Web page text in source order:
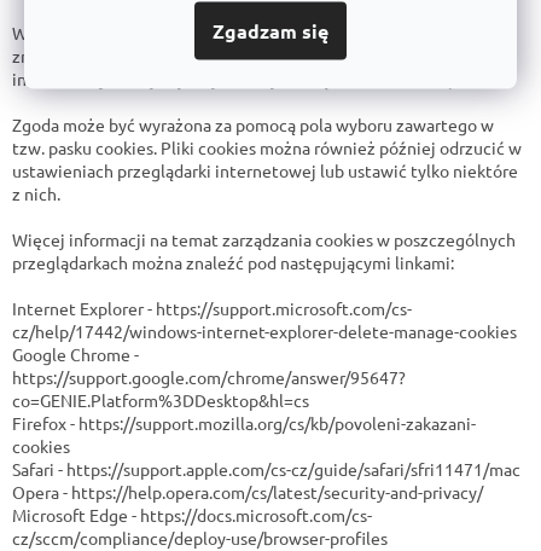
Zgadzam się
Więcej informacji na temat cookies oraz ich aktualną listę można
znaleźć za pośrednictwem poszczególnych przeglądarek
internetowych, najczęściej w sekcji Narzędzia dla deweloperów.
Zgoda może być wyrażona za pomocą pola wyboru zawartego w
tzw. pasku cookies. Pliki cookies można również później odrzucić w
ustawieniach przeglądarki internetowej lub ustawić tylko niektóre
z nich.
Więcej informacji na temat zarządzania cookies w poszczególnych
przeglądarkach można znaleźć pod następującymi linkami:
Internet Explorer - https://support.microsoft.com/cs-
cz/help/17442/windows-internet-explorer-delete-manage-cookies
Google Chrome -
https://support.google.com/chrome/answer/95647?
co=GENIE.Platform%3DDesktop&hl=cs
Firefox - https://support.mozilla.org/cs/kb/povoleni-zakazani-
cookies
Safari - https://support.apple.com/cs-cz/guide/safari/sfri11471/mac
Opera - https://help.opera.com/cs/latest/security-and-privacy/
Microsoft Edge - https://docs.microsoft.com/cs-
cz/sccm/compliance/deploy-use/browser-profiles